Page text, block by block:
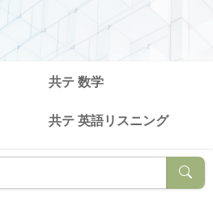
共テ 数学
共テ 英語リスニング